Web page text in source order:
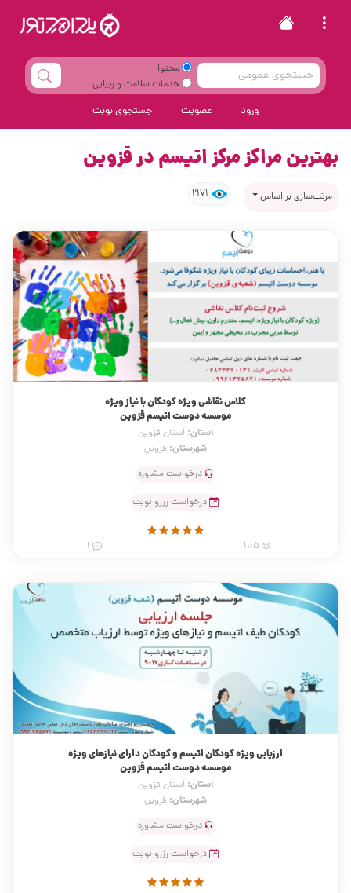
محتوا
خدمات سلامت و زیبایی
ورود عضویت جستجوی نوبت
بهترین مراکز مرکز اتیسم در قزوین
مرتب‌سازی بر اساس 2171
کلاس نقاشی ویژه کودکان با نیاز ویژه
موسسه دوست اتیسم قزوین
استان: استان قزوین
شهرستان: قزوین
درخواست مشاوره
درخواست رزرو نوبت
1115
ارزیابی ویژه کودکان اتیسم و کودکان دارای نیاز‌های ویژه
موسسه دوست اتیسم قزوین
استان: استان قزوین
شهرستان: قزوین
درخواست مشاوره
درخواست رزرو نوبت